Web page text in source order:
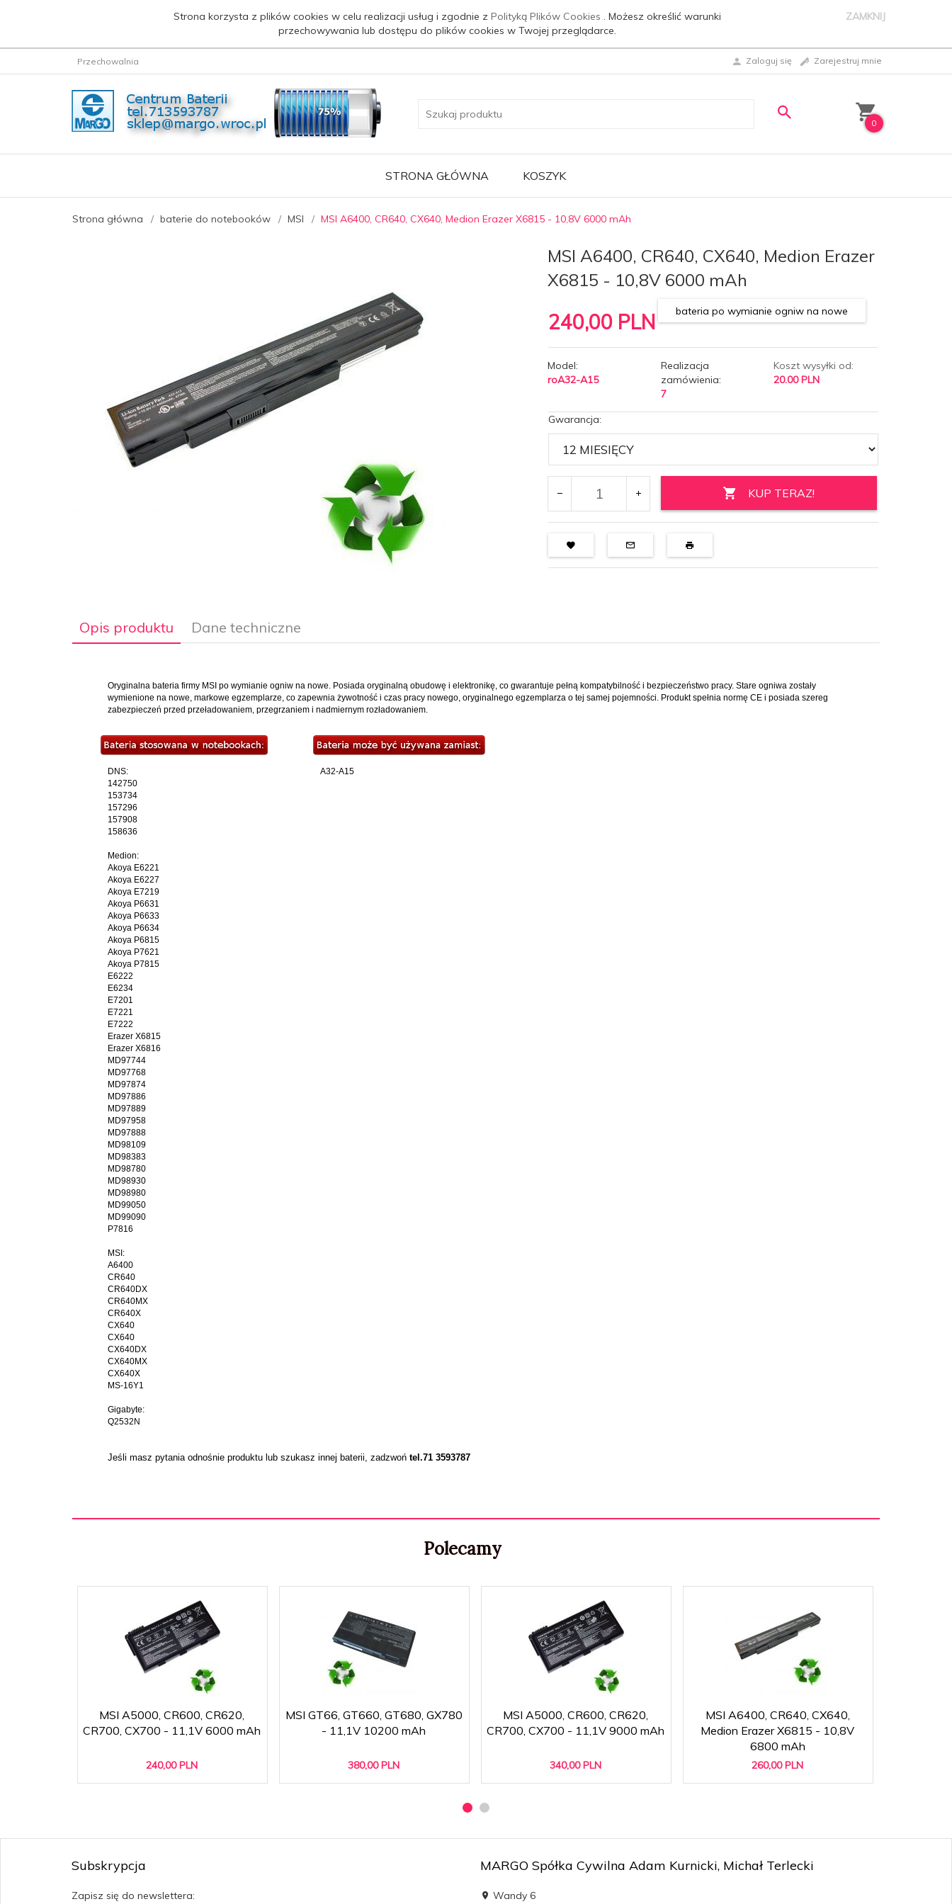
Strona korzysta z plików cookies w celu realizacji usług i zgodnie zPolityką Plików Cookies. Możesz określić warunki
przechowywania lub dostępu do plików cookies w Twojej przeglądarce.
ZAMKNIJ
Przechowalnia Zaloguj się Zarejestruj mnie
0
STRONA GŁÓWNA KOSZYK
Strona główna baterie do notebooków MSI MSI A6400, CR640, CX640, Medion Erazer X6815 - 10,8V 6000 mAh
MSI A6400, CR640, CX640, Medion Erazer
X6815 - 10,8V 6000 mAh
240,00 PLN bateria po wymianie ogniw na nowe
Model:
roA32-A15
Realizacja
zamówienia:
7
Koszt wysyłki od:
20.00 PLN
Gwarancja:
KUP TERAZ!
Opis produktu Dane techniczne
Oryginalna bateria firmy MSI po wymianie ogniw na nowe. Posiada oryginalną obudowę i elektronikę, co gwarantuje pełną kompatybilność i bezpieczeństwo pracy. Stare ogniwa zostały
wymienione na nowe, markowe egzemplarze, co zapewnia żywotność i czas pracy nowego, oryginalnego egzemplarza o tej samej pojemności. Produkt spełnia normę CE i posiada szereg
zabezpieczeń przed przeładowaniem, przegrzaniem i nadmiernym rozładowaniem.
DNS:
142750
153734
157296
157908
158636
Medion:
Akoya E6221
Akoya E6227
Akoya E7219
Akoya P6631
Akoya P6633
Akoya P6634
Akoya P6815
Akoya P7621
Akoya P7815
E6222
E6234
E7201
E7221
E7222
Erazer X6815
Erazer X6816
MD97744
MD97768
MD97874
MD97886
MD97889
MD97958
MD97888
MD98109
MD98383
MD98780
MD98930
MD98980
MD99050
MD99090
P7816
MSI:
A6400
CR640
CR640DX
CR640MX
CR640X
CX640
CX640
CX640DX
CX640MX
CX640X
MS-16Y1
Gigabyte:
Q2532N
A32-A15
Jeśli masz pytania odnośnie produktu lub szukasz innej baterii, zadzwoń tel.71 3593787
baterii:
A32-A15
napięcie
nominalne:
pojemność:
typ chemii:
rodzaj i ilość
ogniw:
kolor:
stan:
Polecamy
MSI A5000, CR600, CR620,
CR700, CX700 - 11,1V 6000 mAh
240,00 PLN
MSI GT66, GT660, GT680, GX780
- 11,1V 10200 mAh
380,00 PLN
MSI A5000, CR600, CR620,
CR700, CX700 - 11,1V 9000 mAh
340,00 PLN
MSI A6400, CR640, CX640,
Medion Erazer X6815 - 10,8V
6800 mAh
260,00 PLN
Subskrypcja
Zapisz się do newslettera:
MARGO Spółka Cywilna Adam Kurnicki, Michał Terlecki
Wandy 6